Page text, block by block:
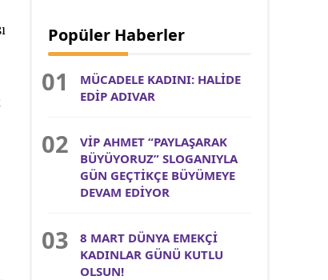
Popüler Haberler
MÜCADELE KADINI: HALİDE
EDİP ADIVAR
VİP AHMET “PAYLAŞARAK
BÜYÜYORUZ” SLOGANIYLA
GÜN GEÇTİKÇE BÜYÜMEYE
DEVAM EDİYOR
8 MART DÜNYA EMEKÇİ
KADINLAR GÜNÜ KUTLU
OLSUN!